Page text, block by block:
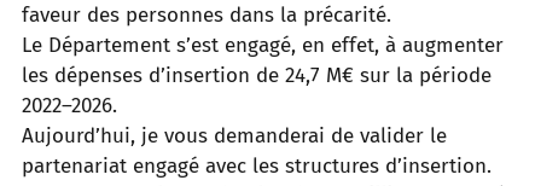
faveur des personnes dans la précarité.
Le Département s’est engagé, en effet, à augmenter
les dépenses d’insertion de 24,7 M€ sur la période
2022–2026.
Aujourd’hui, je vous demanderai de valider le
partenariat engagé avec les structures d’insertion.